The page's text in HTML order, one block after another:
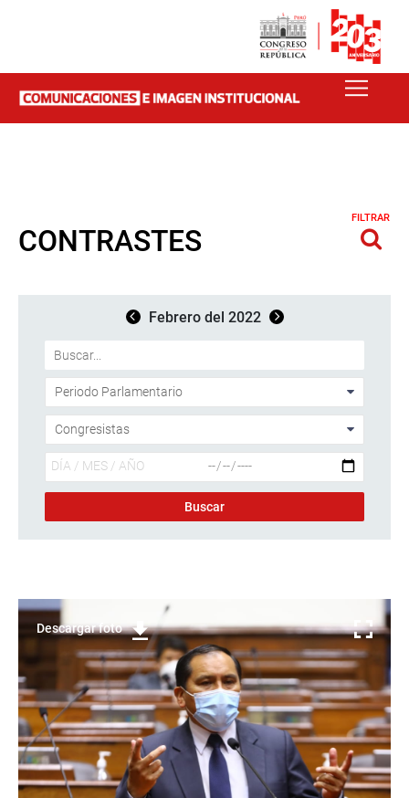
CONTRASTES
FILTRAR
Febrero del 2022
Descargar foto